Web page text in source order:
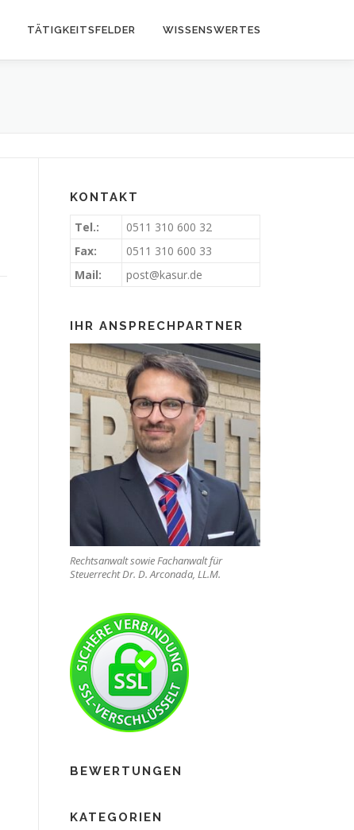
TÄTIGKEITSFELDER WISSENSWERTES
KONTAKT
Tel.:
0511 310 600 32
Fax:
0511 310 600 33
Mail:
post@kasur.de
IHR ANSPRECHPARTNER
Rechtsanwalt sowie Fachanwalt für
Steuerrecht Dr. D. Arconada, LL.M.
BEWERTUNGEN
KATEGORIEN